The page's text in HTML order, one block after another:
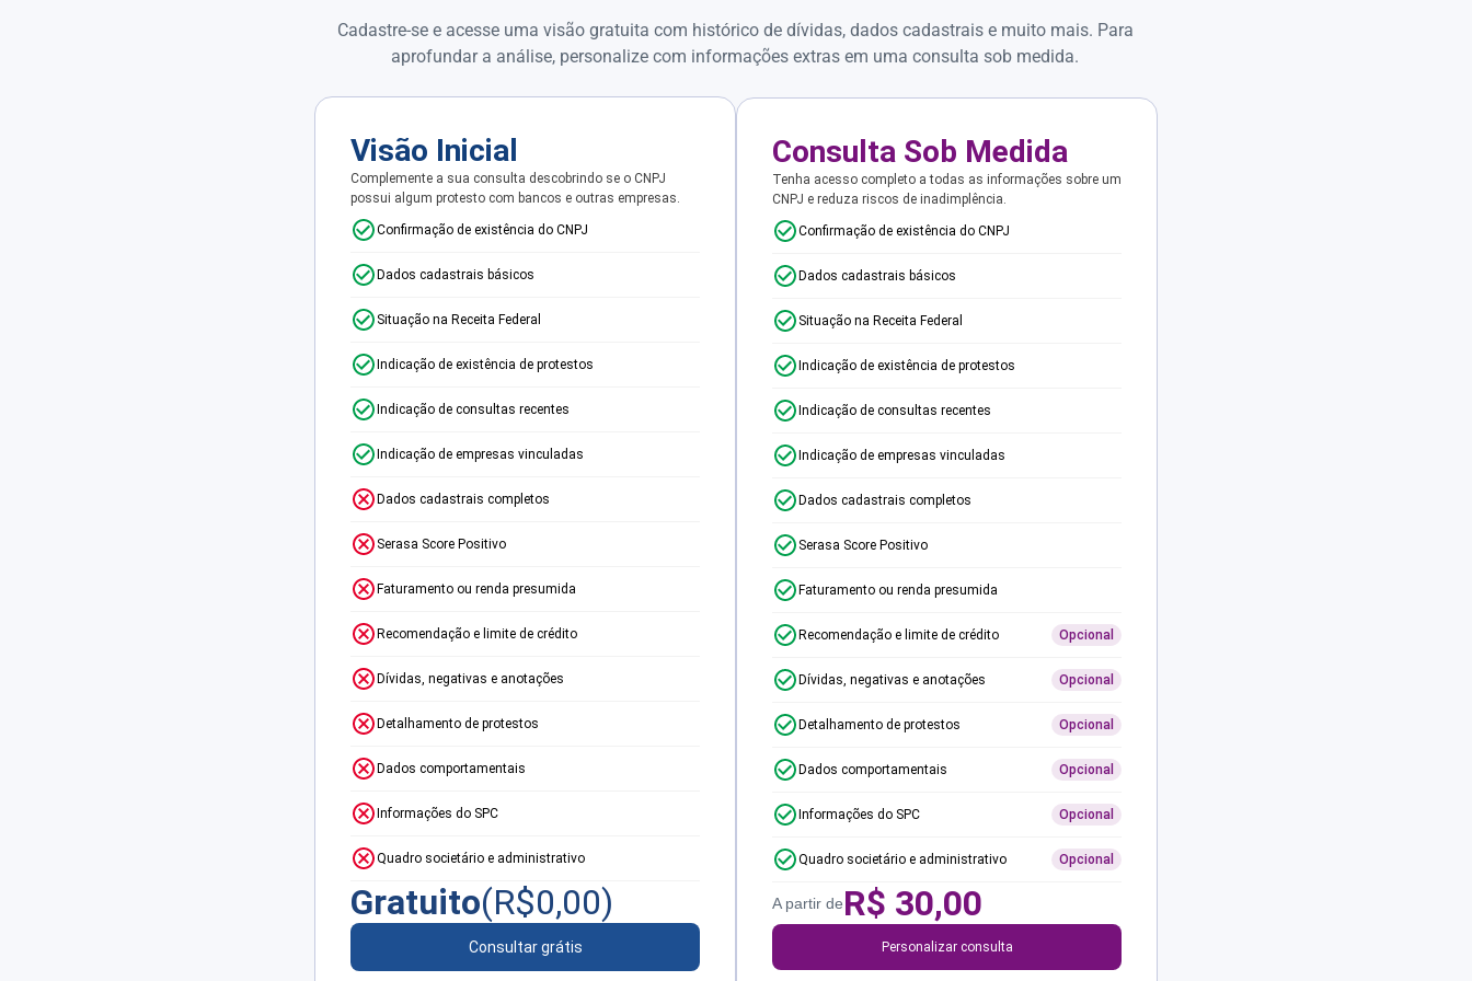
Cadastre-se e acesse uma visão gratuita com histórico de dívidas, dados cadastrais e muito mais. Para
aprofundar a análise, personalize com informações extras em uma consulta sob medida.
Visão Inicial
Complemente a sua consulta descobrindo se o CNPJ
possui algum protesto com bancos e outras empresas.
Confirmação de existência do CNPJ
Dados cadastrais básicos
Situação na Receita Federal
Indicação de existência de protestos
Indicação de consultas recentes
Indicação de empresas vinculadas
Dados cadastrais completos
Serasa Score Positivo
Faturamento ou renda presumida
Recomendação e limite de crédito
Dívidas, negativas e anotações
Detalhamento de protestos
Dados comportamentais
Informações do SPC
Quadro societário e administrativo
Gratuito(R$0,00)
Consultar grátis
Consulta Sob Medida
Tenha acesso completo a todas as informações sobre um
CNPJ e reduza riscos de inadimplência.
Confirmação de existência do CNPJ
Dados cadastrais básicos
Situação na Receita Federal
Indicação de existência de protestos
Indicação de consultas recentes
Indicação de empresas vinculadas
Dados cadastrais completos
Serasa Score Positivo
Faturamento ou renda presumida
Recomendação e limite de crédito Opcional
Dívidas, negativas e anotações Opcional
Detalhamento de protestos Opcional
Dados comportamentais Opcional
Informações do SPC Opcional
Quadro societário e administrativo Opcional
A partir deR$ 30,00
Personalizar consulta